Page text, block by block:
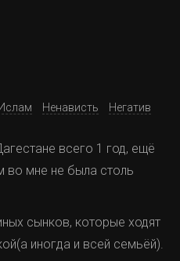
Ненависть Негатив
всего 1 год, ещë
во мне не была столь
сынков, которые ходят
иногда и всей семьёй).